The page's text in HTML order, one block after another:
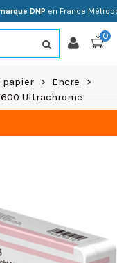
DNP en France
0
papier > Encre
>
Ultrachrome